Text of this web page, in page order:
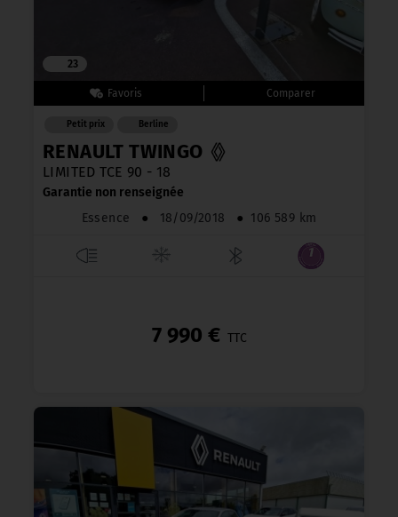
23
Petit prix Berline
RENAULT TWINGO
LIMITED TCE 90 - 18
Garantie non renseignée
Essence
● 18/09/2018 ● 106 589 km
7 990 € TTC